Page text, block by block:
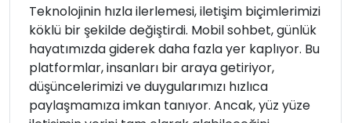
Teknolojinin hızla ilerlemesi, iletişim biçimlerimizi
köklü bir şekilde değiştirdi. Mobil sohbet, günlük
hayatımızda giderek daha fazla yer kaplıyor. Bu
platformlar, insanları bir araya getiriyor,
düşüncelerimizi ve duygularımızı hızlıca
paylaşmamıza imkan tanıyor. Ancak, yüz yüze